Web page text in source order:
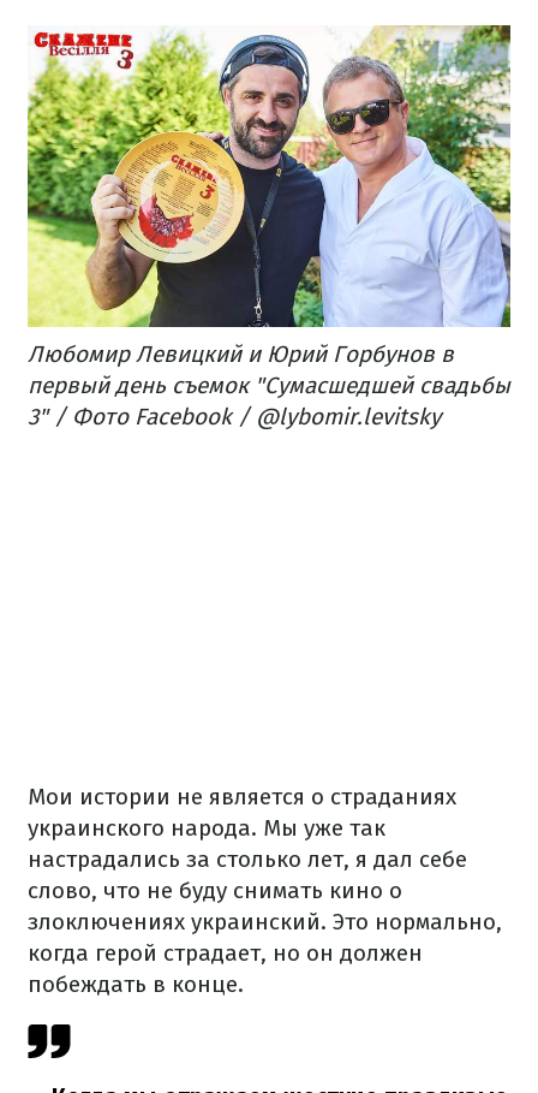
Любомир Левицкий и Юрий Горбунов в
первый день съемок "Сумасшедшей свадьбы
3" / Фото Facebook / @lybomir.levitsky
Мои истории не является о страданиях
украинского народа. Мы уже так
настрадались за столько лет, я дал себе
слово, что не буду снимать кино о
злоключениях украинский. Это нормально,
когда герой страдает, но он должен
побеждать в конце.